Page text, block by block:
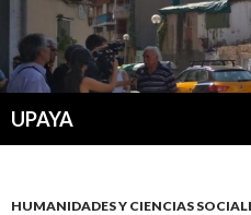
UPAYA
HUMANIDADES Y CIENCIAS